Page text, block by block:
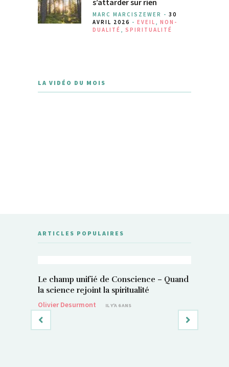
MARC MARCISZEWER - 30
AVRIL 2026 - EVEIL
NON-
DUALITÉ
SPIRITUALITÉ
LA VIDÉO DU MOIS
ARTICLES POPULAIRES
Le champ unifié de Conscience – Quand
la science rejoint la spiritualité
Olivier Desurmont
IL Y'A 6 ANS